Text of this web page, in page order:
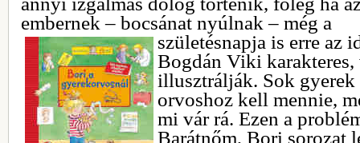
embernek – bocsánat nyúlnak – még a
születésnapja is erre az
Bogdán Viki karakteres,
illusztrálják. Sok
orvoshoz kell mennie,
mi vár rá. Ezen a
Barátnőm, Bori sorozat